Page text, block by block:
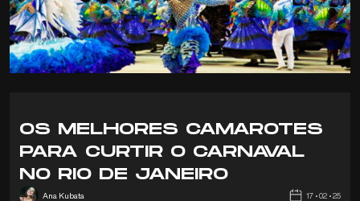
OS MELHORES CAMAROTES
PARA CURTIR O CARNAVAL
NO RIO DE JANEIRO
Ana Kubata 17 • 02 • 25